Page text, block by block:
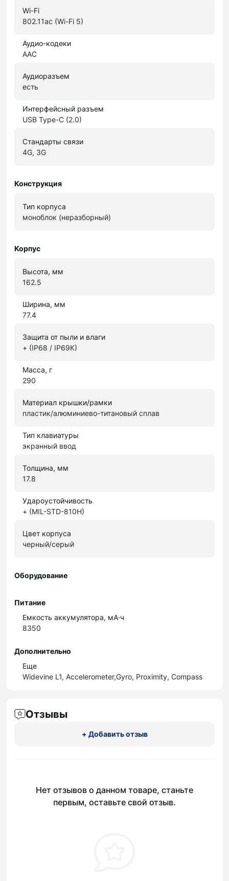
Wi-Fi
802.11ac (Wi-Fi 5)
Аудио-кодеки
AAC
Аудиоразъем
есть
Интерфейсный разъем
USB Type-C (2.0)
Стандарты связи
4G, 3G
Конструкция
Тип корпуса
моноблок (неразборный)
Корпус
Высота, мм
162.5
Ширина, мм
77.4
Защита от пыли и влаги
+ (IP68 / IP69K)
Масса, г
290
Материал крышки/рамки
пластик/алюминиево-титановый сплав
Тип клавиатуры
экранный ввод
Толщина, мм
17.8
Удароустойчивость
+ (MIL-STD-810H)
Цвет корпуса
черный/серый
Оборудование
Питание
Емкость аккумулятора, мА·ч
8350
Дополнительно
Еще
Widevine L1, Accelerometer,Gyro, Proximity, Compass
Отзывы
+ Добавить отзыв
Нет отзывов о данном товаре, станьте
первым, оставьте свой отзыв.